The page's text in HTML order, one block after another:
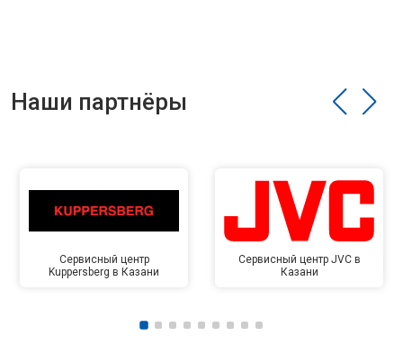
Наши партнёры
Сервисный центр
Kuppersberg в Казани
Сервисный центр JVC в
Казани